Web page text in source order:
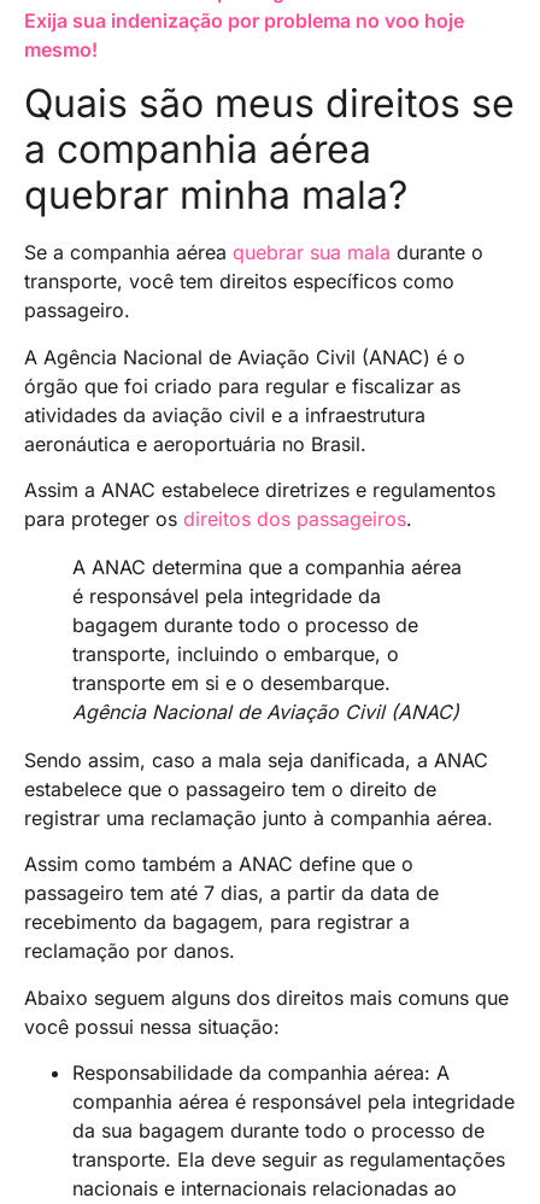
Exija sua indenização por problema no voo hoje
mesmo!
Quais são meus direitos se
a companhia aérea
quebrar minha mala?
Se a companhia aérea quebrar sua mala durante o
transporte, você tem direitos específicos como
passageiro.
A Agência Nacional de Aviação Civil (ANAC) é o
órgão que foi criado para regular e fiscalizar as
atividades da aviação civil e a infraestrutura
aeronáutica e aeroportuária no Brasil.
Assim a ANAC estabelece diretrizes e regulamentos
para proteger os direitos dos passageiros.
A ANAC determina que a companhia aérea
é responsável pela integridade da
bagagem durante todo o processo de
transporte, incluindo o embarque, o
transporte em si e o desembarque.
Agência Nacional de Aviação Civil (ANAC)
Sendo assim, caso a mala seja danificada, a ANAC
estabelece que o passageiro tem o direito de
registrar uma reclamação junto à companhia aérea.
Assim como também a ANAC define que o
passageiro tem até 7 dias, a partir da data de
recebimento da bagagem, para registrar a
reclamação por danos.
Abaixo seguem alguns dos direitos mais comuns que
você possui nessa situação:
Responsabilidade da companhia aérea: A
companhia aérea é responsável pela integridade
da sua bagagem durante todo o processo de
transporte. Ela deve seguir as regulamentações
nacionais e internacionais relacionadas ao